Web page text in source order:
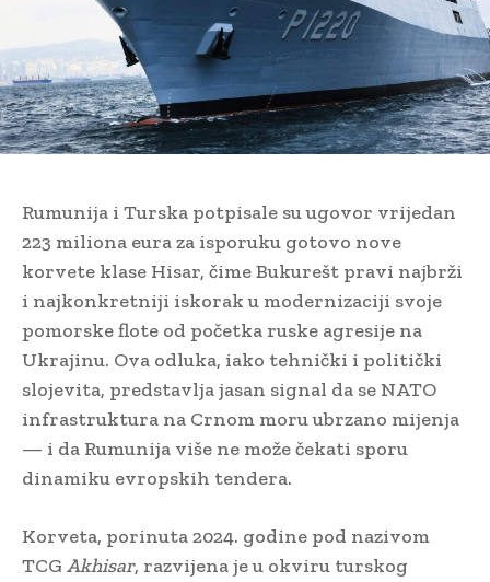
Rumunija i Turska potpisale su ugovor vrijedan
223 miliona eura za isporuku gotovo nove
korvete klase Hisar, čime Bukurešt pravi najbrži
i najkonkretniji iskorak u modernizaciji svoje
pomorske flote od početka ruske agresije na
Ukrajinu. Ova odluka, iako tehnički i politički
slojevita, predstavlja jasan signal da se NATO
infrastruktura na Crnom moru ubrzano mijenja
— i da Rumunija više ne može čekati sporu
dinamiku evropskih tendera.
Korveta, porinuta 2024. godine pod nazivom
TCG Akhisar, razvijena je u okviru turskog